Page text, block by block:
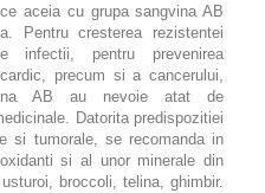
aceia cu grupa sangvina AB
Pentru cresterea rezistentei
infectii, pentru prevenirea
precum si a cancerului,
AB au nevoie atat de
Datorita predispozitiei
si tumorale, se recomanda in
si al unor minerale din
broccoli, telina, ghimbir.